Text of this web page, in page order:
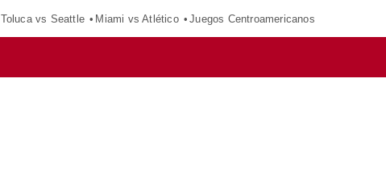
Toluca vs Seattle Miami vs Atlético Juegos Centroamericanos